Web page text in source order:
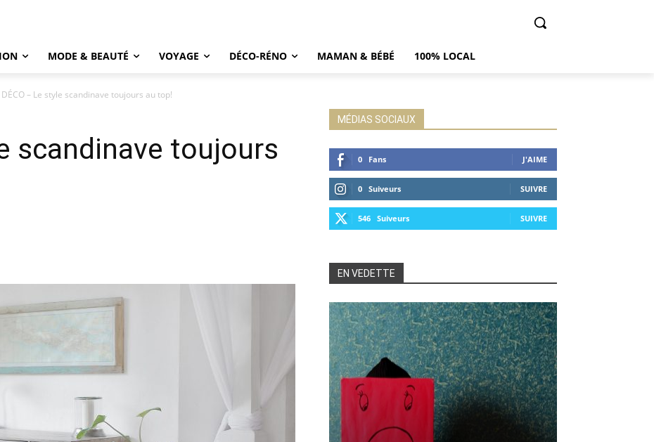
MODE & BEAUTÉ VOYAGE DÉCO-RÉNO MAMAN & BÉBÉ 100% LOCAL
DÉCO – Le style scandinave toujours au top!
scandinave toujours
MÉDIAS SOCIAUX
0 Fans J'AIME
0 Suiveurs SUIVRE
546 Suiveurs SUIVRE
EN VEDETTE